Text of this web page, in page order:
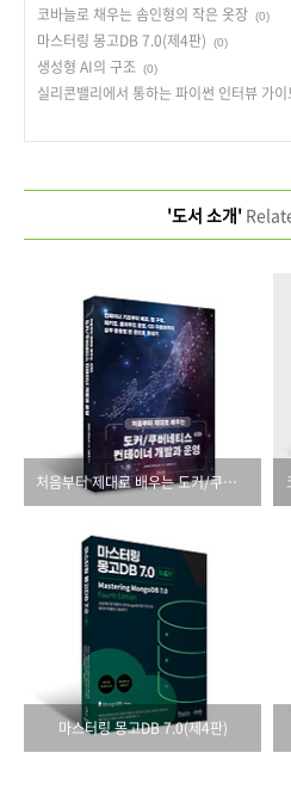
코바늘로 채우는 솜인형의 작은 옷장 (0)
마스터링 몽고DB 7.0(제4판) (0)
생성형 AI의 구조 (0)
실리콘밸리에서 통하는 파이썬 인터뷰 가이
'도서 소개'
처음부터 제대로 배우는 도커/쿠버네티스 컨테이너 개발과 운영(개정신판)
마스터링 몽고DB 7.0(제4판)